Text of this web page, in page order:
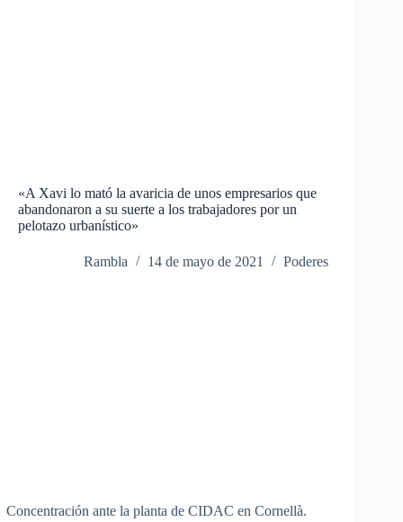
«A Xavi lo mató la avaricia de unos empresarios que
abandonaron a su suerte a los trabajadores por un
pelotazo urbanístico»
Rambla 14 de mayo de 2021 Poderes
Concentración ante la planta de CIDAC en Cornellà.